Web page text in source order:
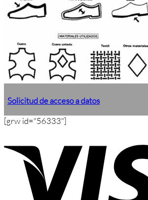
Solicitud de acceso a datos
[grw id="56333"]